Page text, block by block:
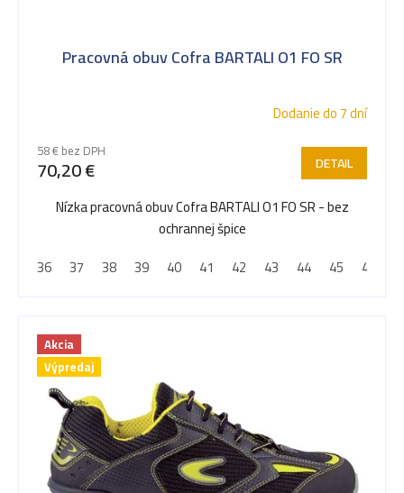
Pracovná obuv Cofra BARTALI O1 FO SR
Dodanie do 7 dní
58 € bez DPH
70,20 € DETAIL
Nízka pracovná obuv Cofra BARTALI O1 FO SR - bez
ochrannej špice
36
37 38 39 40 41 42 43 44 45 46
Akcia
Výpredaj